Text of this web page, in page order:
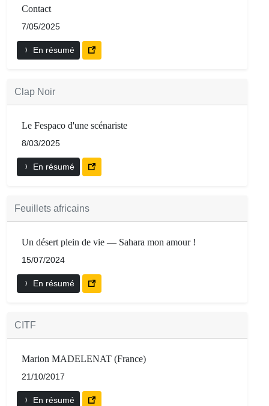
Contact
7/05/2025
En résumé
Clap Noir
Le Fespaco d'une scénariste
8/03/2025
En résumé
Feuillets africains
Un désert plein de vie — Sahara mon amour !
15/07/2024
En résumé
CITF
Marion MADELENAT (France)
21/10/2017
En résumé